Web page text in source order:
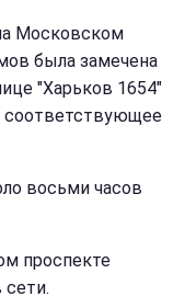
Московском
была замечена
"Харьков 1654"
соответствующее
восьми часов
проспекте
сети.